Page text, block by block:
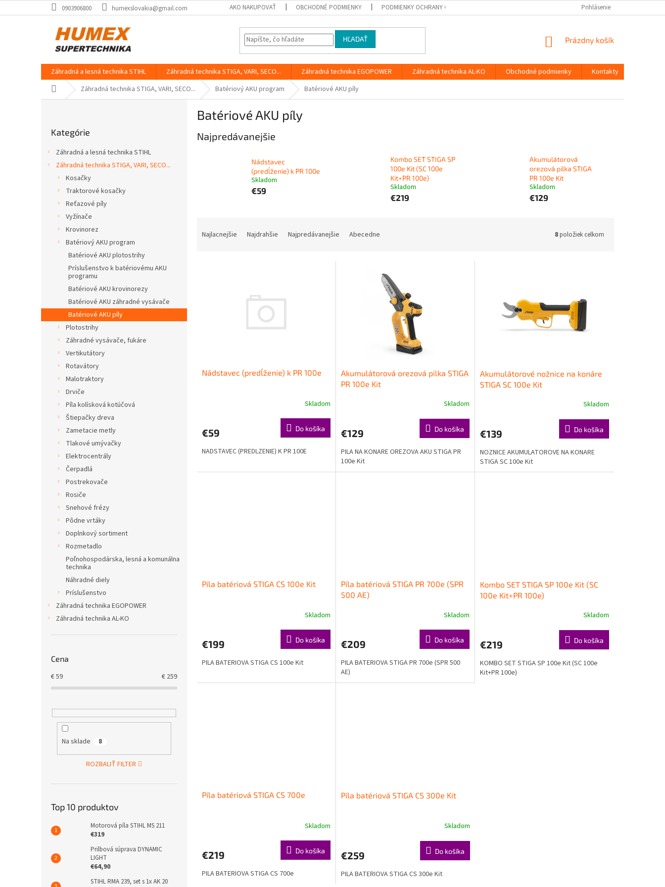
na
0903906800 humexslovakia@gmail.com AKO NAKUPOVAŤ OBCHODNÉ PODMIENKY PODMIENKY OCHRANY OSOBNÝCH ÚDAJOV Prihlásenie
HĽADAŤ
NÁKUPNÝ
Prázdny košík
Záhradná a lesná technika STIHL Záhradná technika STIGA, VARI, SECO... Záhradná technika EGOPOWER Záhradná technika AL-KO Obchodné podmienky
Kontakty
Domov Záhradná technika STIGA, VARI, SECO... Batériový AKU program Batériové AKU píly
kategórie
Kategórie
Záhradná a lesná technika STIHL
Záhradná technika STIGA, VARI, SECO...
Kosačky
Traktorové kosačky
Reťazové píly
Vyžínače
Krovinorez
Batériový AKU program
Batériové AKU plotostrihy
Príslušenstvo k batériovému AKU
programu
Batériové AKU krovinorezy
Batériové AKU záhradné vysávače
Batériové AKU píly
Plotostrihy
Záhradné vysávače, fukáre
Vertikutátory
Rotavátory
Malotraktory
Drviče
Píla kolísková kotúčová
Štiepačky dreva
Zametacie metly
Tlakové umývačky
Elektrocentrály
Čerpadlá
Postrekovače
Rosiče
Snehové frézy
Pôdne vrtáky
Doplnkový sortiment
Rozmetadlo
Poľnohospodárska, lesná a komunálna
technika
Náhradné diely
Príslušenstvo
Záhradná technika EGOPOWER
Záhradná technika AL-KO
Cena
€59 € 259
Na sklade 8
ROZBALIŤ FILTER
Top 10 produktov
Motorová píla STIHL MS 211
€319
Prilbová súprava DYNAMIC
LIGHT
€64,90
STIHL RMA 239, set s 1x AK 20
Batériové AKU píly
Najpredávanejšie
Nádstavec
(predĺženie) k PR 100e
Skladom
€59
Kombo SET STIGA SP
100e Kit (SC 100e
Kit+PR 100e)
Skladom
€219
Akumulátorová
orezová pilka STIGA
PR 100e Kit
Skladom
€129
Najlacnejšie Najdrahšie Najpredávanejšie Abecedne 8položiek celkom
Nádstavec (predĺženie) k PR 100e
Skladom
€59 Do košíka
NADSTAVEC (PREDLZENIE) K PR 100E
Akumulátorová orezová pilka STIGA
PR 100e Kit
Skladom
€129 Do košíka
PILA NA KONARE OREZOVA AKU STIGA PR
100e Kit
Akumulátorové nožnice na konáre
STIGA SC 100e Kit
Skladom
€139 Do košíka
NOZNICE AKUMULATOROVE NA KONARE
STIGA SC 100e Kit
Píla batériová STIGA CS 100e Kit
Skladom
€199 Do košíka
PILA BATERIOVA STIGA CS 100e Kit
Píla batériová STIGA PR 700e (SPR
500 AE)
Skladom
€209 Do košíka
PILA BATERIOVA STIGA PR 700e (SPR 500
AE)
Kombo SET STIGA SP 100e Kit (SC
100e Kit+PR 100e)
Skladom
€219 Do košíka
KOMBO SET STIGA SP 100e Kit (SC 100e
Kit+PR 100e)
Píla batériová STIGA CS 700e
Skladom
€219 Do košíka
PILA BATERIOVA STIGA CS 700e
Píla batériová STIGA CS 300e Kit
Skladom
€259 Do košíka
PILA BATERIOVA STIGA CS 300e Kit